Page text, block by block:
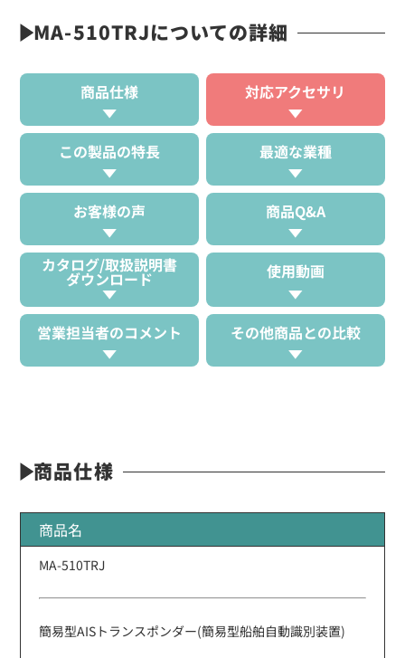
MA-510TRJについての詳細
商品仕様 対応アクセサリ
この製品の特長 最適な業種
お客様の声 商品Q&A
カタログ/取扱説明書
ダウンロード 使用動画
営業担当者のコメント その他商品との比較
商品仕様
商品名
MA-510TRJ
簡易型AISトランスポンダー(簡易型船舶自動識別装置)